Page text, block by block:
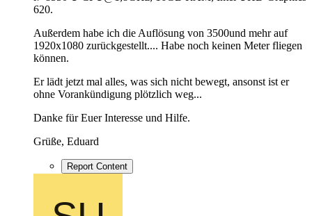
620.
Außerdem habe ich die Auflösung von 3500und mehr auf
1920x1080 zurückgestellt.... Habe noch keinen Meter fliegen
können.
Er lädt jetzt mal alles, was sich nicht bewegt, ansonst ist er
ohne Vorankündigung plötzlich weg...
Danke für Euer Interesse und Hilfe.
Grüße, Eduard
Report Content